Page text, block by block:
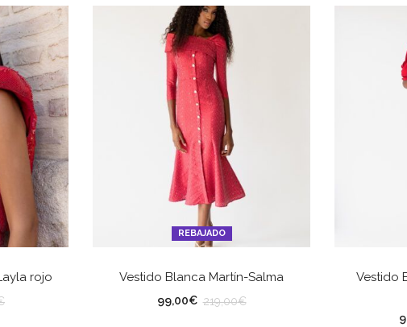
rojo
REBAJADO
Vestido Blanca Martín-Salma
99,00€ 219,00€
TALLA
Vestido